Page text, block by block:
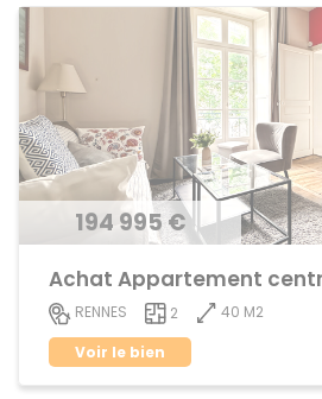
194 995 €
RENNES 2
40 M2
Voir le bien